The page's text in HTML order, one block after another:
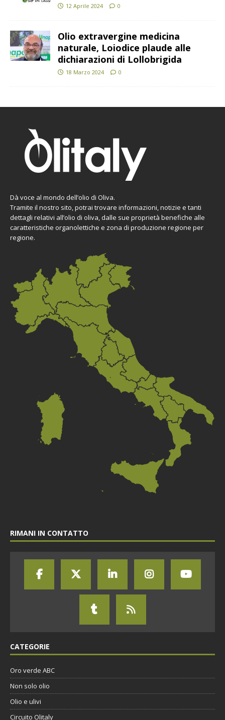
12 Aprile 2024 0
Olio extravergine medicina
naturale, Loiodice plaude alle
dichiarazioni di Lollobrigida
18 Marzo 2024 0
Dà voce al mondo dell’olio di Oliva.
Tramite il nostro sito, potrai trovare informazioni, notizie e tanti
dettagli relativi all’olio di oliva, dalle sue proprietà benefiche alle
caratteristiche organolettiche e zona di produzione regione per
regione.
RIMANI IN CONTATTO
CATEGORIE
Oro verde ABC
Non solo olio
Olio e ulivi
Circuito Olitaly